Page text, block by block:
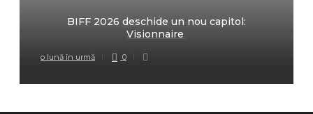
BIFF 2026 deschide un nou capitol:
Visionnaire
o lună în urmă 0